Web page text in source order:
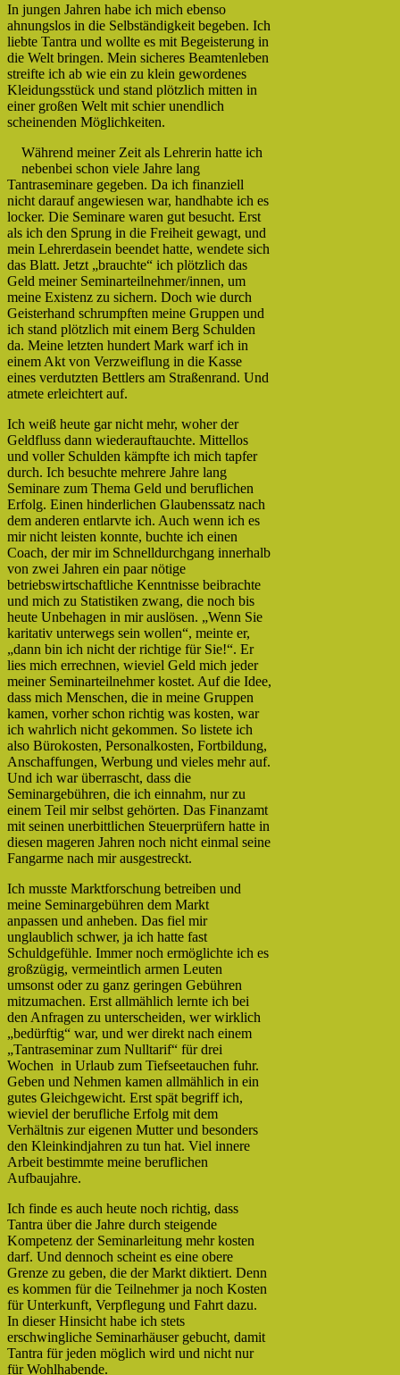
In jungen Jahren habe ich mich ebenso
ahnungslos in die Selbständigkeit begeben. Ich
liebte Tantra und wollte es mit Begeisterung in
die Welt bringen. Mein sicheres Beamtenleben
streifte ich ab wie ein zu klein gewordenes
Kleidungsstück und stand plötzlich mitten in
einer großen Welt mit schier unendlich
scheinenden Möglichkeiten.
Während meiner Zeit als Lehrerin hatte ich
nebenbei schon viele Jahre lang
Tantraseminare gegeben. Da ich finanziell
nicht darauf angewiesen war, handhabte ich es
locker. Die Seminare waren gut besucht. Erst
als ich den Sprung in die Freiheit gewagt, und
mein Lehrerdasein beendet hatte, wendete sich
das Blatt. Jetzt „brauchte“ ich plötzlich das
Geld meiner Seminarteilnehmer/innen, um
meine Existenz zu sichern. Doch wie durch
Geisterhand schrumpften meine Gruppen und
ich stand plötzlich mit einem Berg Schulden
da. Meine letzten hundert Mark warf ich in
einem Akt von Verzweiflung in die Kasse
eines verdutzten Bettlers am Straßenrand. Und
atmete erleichtert auf.
Ich weiß heute gar nicht mehr, woher der
Geldfluss dann wiederauftauchte. Mittellos
und voller Schulden kämpfte ich mich tapfer
durch. Ich besuchte mehrere Jahre lang
Seminare zum Thema Geld und beruflichen
Erfolg. Einen hinderlichen Glaubenssatz nach
dem anderen entlarvte ich. Auch wenn ich es
mir nicht leisten konnte, buchte ich einen
Coach, der mir im Schnelldurchgang innerhalb
von zwei Jahren ein paar nötige
betriebswirtschaftliche Kenntnisse beibrachte
und mich zu Statistiken zwang, die noch bis
heute Unbehagen in mir auslösen. „Wenn Sie
karitativ unterwegs sein wollen“, meinte er,
„dann bin ich nicht der richtige für Sie!“. Er
lies mich errechnen, wieviel Geld mich jeder
meiner Seminarteilnehmer kostet. Auf die Idee,
dass mich Menschen, die in meine Gruppen
kamen, vorher schon richtig was kosten, war
ich wahrlich nicht gekommen. So listete ich
also Bürokosten, Personalkosten, Fortbildung,
Anschaffungen, Werbung und vieles mehr auf.
Und ich war überrascht, dass die
Seminargebühren, die ich einnahm, nur zu
einem Teil mir selbst gehörten. Das Finanzamt
mit seinen unerbittlichen Steuerprüfern hatte in
diesen mageren Jahren noch nicht einmal seine
Fangarme nach mir ausgestreckt.
Ich musste Marktforschung betreiben und
meine Seminargebühren dem Markt
anpassen und anheben. Das fiel mir
unglaublich schwer, ja ich hatte fast
Schuldgefühle. Immer noch ermöglichte ich es
großzügig, vermeintlich armen Leuten
umsonst oder zu ganz geringen Gebühren
mitzumachen. Erst allmählich lernte ich bei
den Anfragen zu unterscheiden, wer wirklich
„bedürftig“ war, und wer direkt nach einem
„Tantraseminar zum Nulltarif“ für drei
Wochen in Urlaub zum Tiefseetauchen fuhr.
Geben und Nehmen kamen allmählich in ein
gutes Gleichgewicht. Erst spät begriff ich,
wieviel der berufliche Erfolg mit dem
Verhältnis zur eigenen Mutter und besonders
den Kleinkindjahren zu tun hat. Viel innere
Arbeit bestimmte meine beruflichen
Aufbaujahre.
Ich finde es auch heute noch richtig, dass
Tantra über die Jahre durch steigende
Kompetenz der Seminarleitung mehr kosten
darf. Und dennoch scheint es eine obere
Grenze zu geben, die der Markt diktiert. Denn
es kommen für die Teilnehmer ja noch Kosten
für Unterkunft, Verpflegung und Fahrt dazu.
In dieser Hinsicht habe ich stets
erschwingliche Seminarhäuser gebucht, damit
Tantra für jeden möglich wird und nicht nur
für Wohlhabende.